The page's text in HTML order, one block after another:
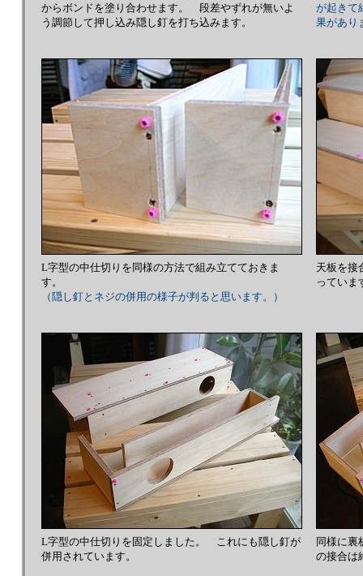
からボンドを塗り合わせます。 段差やずれが無いよ
う調節して押し込み隠し釘を打ち込みます。
が起きて
果があり
L字型の中仕切りを同様の方法で組み立てておきま
す。
（隠し釘とネジの併用の様子が判ると思います。）
天板を接
っていま
L字型の中仕切りを固定しました。 これにも隠し釘が
併用されています。
同様に裏
の接合は